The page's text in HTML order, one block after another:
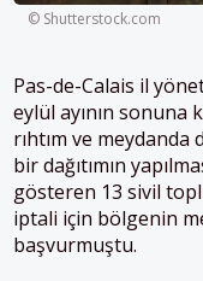
© Shutterstock.com
Pas-de-Calais il
eylül ayının
rıhtım ve
bir dağıtımın
gösteren 13 sivil
iptali için bölgenin
başvurmuştu.